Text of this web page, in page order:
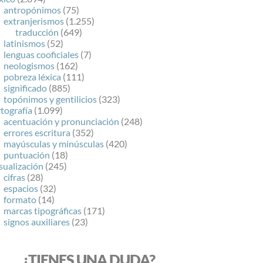
antropónimos (75)
extranjerismos (1.255)
traducción (649)
latinismos (52)
lenguas cooficiales (7)
neologismos (162)
pobreza léxica (111)
significado (885)
topónimos y gentilicios (323)
(1.099)
acentuación y pronunciación (248)
errores escritura (352)
mayúsculas y minúsculas (420)
puntuación (18)
(245)
cifras (28)
espacios (32)
formato (14)
marcas tipográficas (171)
signos auxiliares (23)
¿TIENES UNA DUDA?